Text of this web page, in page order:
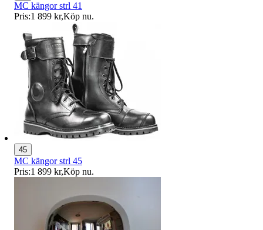
MC kängor strl 41
Pris:1 899 kr,Köp nu.
45
MC kängor strl 45
Pris:1 899 kr,Köp nu.